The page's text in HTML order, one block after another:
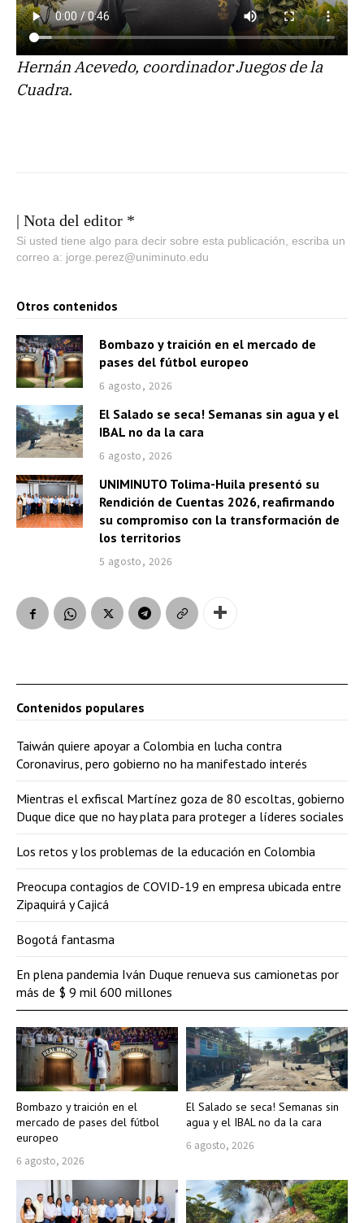
Hernán Acevedo, coordinador Juegos de la
Cuadra.
| Nota del editor *
Si usted tiene algo para decir sobre esta publicación, escriba un
correo a: jorge.perez@uniminuto.edu
Otros contenidos
Bombazo y traición en el mercado de
pases del fútbol europeo
6 agosto, 2026
El Salado se seca! Semanas sin agua y el
IBAL no da la cara
6 agosto, 2026
UNIMINUTO Tolima-Huila presentó su
Rendición de Cuentas 2026, reafirmando
su compromiso con la transformación de
los territorios
5 agosto, 2026
Bombazo y traición en el
mercado de pases del fútbol
europeo
6 agosto, 2026
El Salado se seca! Semanas sin
agua y el IBAL no da la cara
6 agosto, 2026
Contenidos populares
Taiwán quiere apoyar a Colombia en lucha contra
Coronavirus, pero gobierno no ha manifestado interés
Mientras el exfiscal Martínez goza de 80 escoltas, gobierno
Duque dice que no hay plata para proteger a líderes sociales
Los retos y los problemas de la educación en Colombia
Preocupa contagios de COVID-19 en empresa ubicada entre
Zipaquirá y Cajicá
Bogotá fantasma
En plena pandemia Iván Duque renueva sus camionetas por
más de $ 9 mil 600 millones